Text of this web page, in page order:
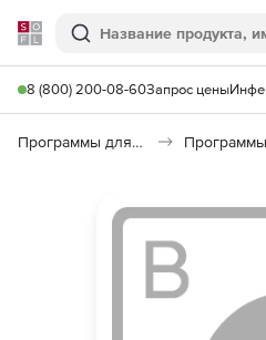
Softline
Поиск
8 (800) 200-08-60Запрос цены
Программы для программирования